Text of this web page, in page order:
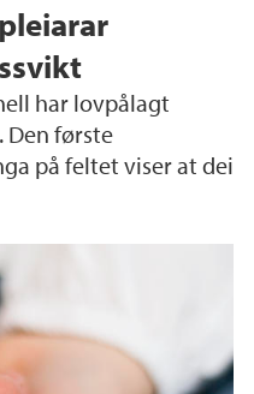
har lovpålagt
første
på feltet viser at dei